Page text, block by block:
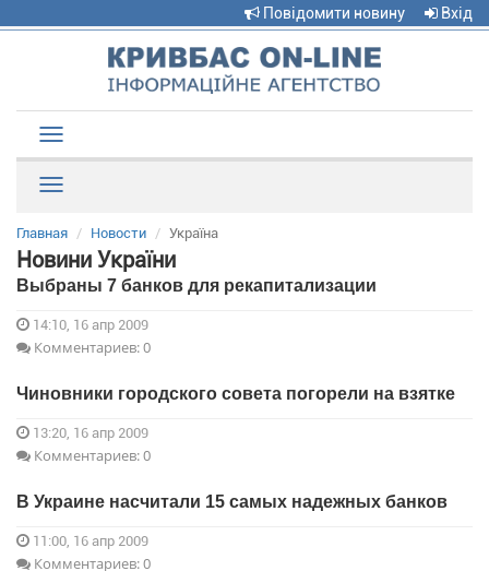
Повідомити новину Вхід
navigation
Главная Новости Україна
Новини України
Выбраны 7 банков для рекапитализации
14:10, 16 апр 2009
Комментариев: 0
Чиновники городского совета погорели на взятке
13:20, 16 апр 2009
Комментариев: 0
В Украине насчитали 15 самых надежных банков
11:00, 16 апр 2009
Комментариев: 0